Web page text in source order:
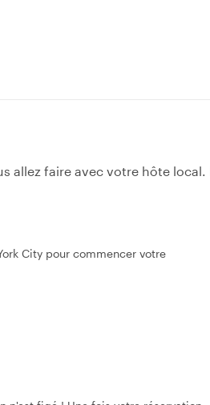
allez faire avec votre hôte local.
City pour commencer votre